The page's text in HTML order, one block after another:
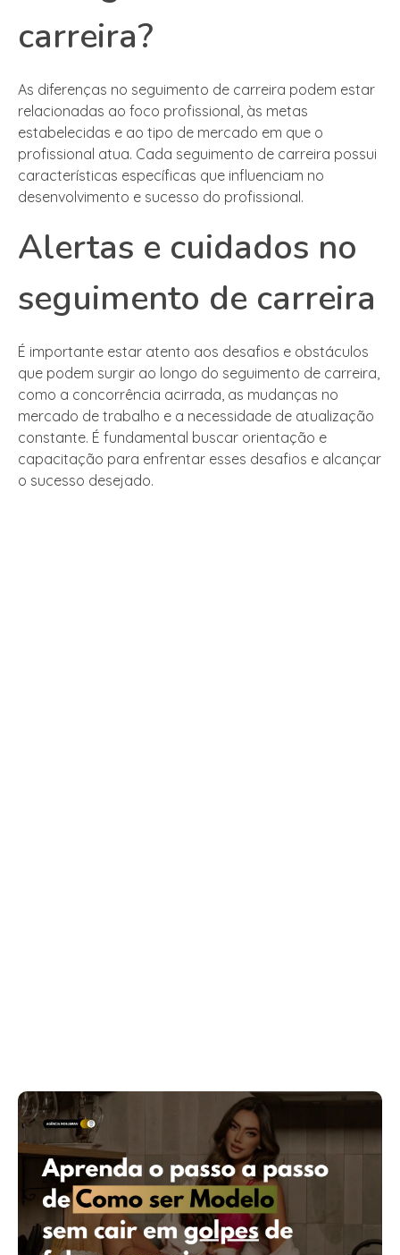
carreira?
As diferenças no seguimento de carreira podem estar
relacionadas ao foco profissional, às metas
estabelecidas e ao tipo de mercado em que o
profissional atua. Cada seguimento de carreira possui
características específicas que influenciam no
desenvolvimento e sucesso do profissional.
Alertas e cuidados no
seguimento de carreira
É importante estar atento aos desafios e obstáculos
que podem surgir ao longo do seguimento de carreira,
como a concorrência acirrada, as mudanças no
mercado de trabalho e a necessidade de atualização
constante. É fundamental buscar orientação e
capacitação para enfrentar esses desafios e alcançar
o sucesso desejado.